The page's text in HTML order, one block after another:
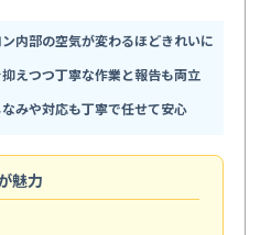
内部の空気が変わるほどきれいに
えつつ丁寧な作業と報告も両立
みや対応も丁寧で任せて安心
魅力